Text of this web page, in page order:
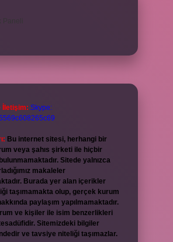
İletişim: Skype:
Bu internet sitesi, herhangi bir
veya şahıs şirketi ile hiçbir
bulunmamaktadır. Sitede yalnızca
makaleler
Burada yer alan içerikler
taşımamakta olup, gerçek kurum
paylaşım yapılmamaktadır.
ve kişiler ile isim benzerlikleri
Sitemizdeki bilgiler
ve tavsiye niteliği taşımazlar.